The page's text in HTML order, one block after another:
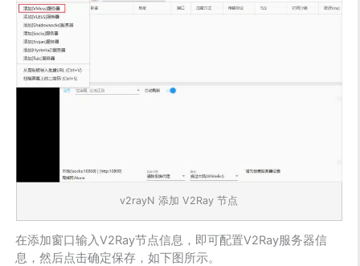
v2rayN 添加 V2Ray 节点
在添加窗口输入V2Ray节点信息，即可配置V2Ray服务器信
息，然后点击确定保存，如下图所示。